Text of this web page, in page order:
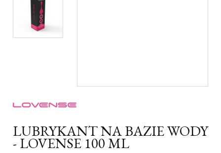
LUBRYKANT NA BAZIE WODY
- LOVENSE 100 ML